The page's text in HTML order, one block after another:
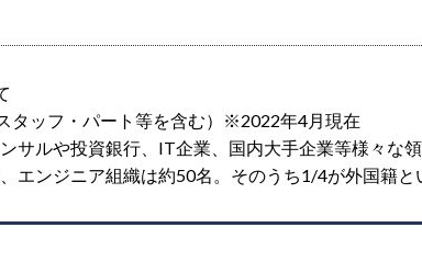
タッフ・パート等を含む）※2022年4月現在
サルや投資銀行、IT企業、国内大手企業等様々な
エンジニア組織は約50名。そのうち1/4が外国籍と